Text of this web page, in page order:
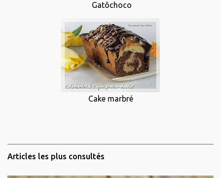
Gatôchoco
Cake marbré
Articles les plus consultés